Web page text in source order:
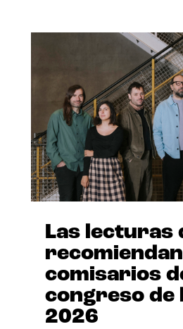
Las lecturas
comisarios
congreso de
2026